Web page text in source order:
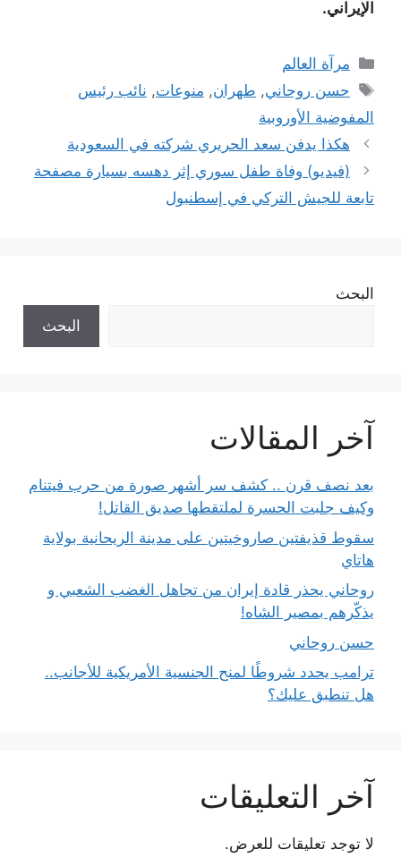
الإيراني.
التصنيفات
مرآة العالم
الوسوم
حسن روحاني, طهران, منوعات, نائب رئيس
المفوضية الأوروبية
هكذا يدفن سعد الحريري شركته في السعودية
(فيديو) وفاة طفل سوري إثر دهسه بسيارة مصفحة
تابعة للجيش التركي في إسطنبول
البحث
البحث
آخر المقالات
بعد نصف قرن .. كشف سر أشهر صورة من حرب فيتنام
وكيف جلبت الحسرة لملتقطها صديق القاتل!
سقوط قذيفتين صاروخيتين على مدينة الريحانية بولاية
هاتاي
روحاني يحذر قادة إيران من تجاهل الغضب الشعبي و
يذكّرهم بمصير الشاه!
حسن روحاني
ترامب يحدد شروطًا لمنح الجنسية الأمريكية للأجانب..
هل تنطبق عليك؟
آخر التعليقات
لا توجد تعليقات للعرض.